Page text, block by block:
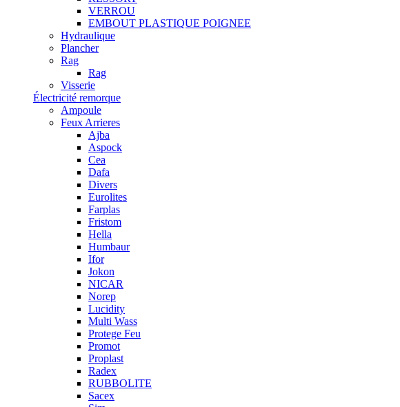
VERROU
EMBOUT PLASTIQUE POIGNEE
Hydraulique
Plancher
Rag
Rag
Visserie
Électricité remorque
Ampoule
Feux Arrieres
Ajba
Aspock
Cea
Dafa
Divers
Eurolites
Farplas
Fristom
Hella
Humbaur
Ifor
Jokon
NICAR
Norep
Lucidity
Multi Wass
Protege Feu
Promot
Proplast
Radex
RUBBOLITE
Sacex